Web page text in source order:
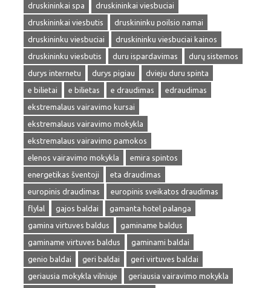
druskininkai spa
druskininkai viesbuciai
druskininkai viesbutis
druskininku poilsio namai
druskininku viesbuciai
druskininku viesbuciai kainos
druskininku viesbutis
duru ispardavimas
durų sistemos
durys internetu
durys pigiau
dvieju duru spinta
e bilietai
e bilietas e draudimas
edraudimas
ekstremalaus vairavimo kursai
ekstremalaus vairavimo mokykla
ekstremalaus vairavimo pamokos
elenos vairavimo mokykla
emira spintos
energetikas šventoji
eta draudimas
europinis draudimas
europinis sveikatos draudimas
flylal
gajos baldai
gamanta hotel palanga
gamina virtuves baldus
gaminame baldus
gaminame virtuves baldus
gaminami baldai
genio baldai
geri baldai
geri virtuves baldai
geriausia mokykla vilniuje
geriausia vairavimo mokykla